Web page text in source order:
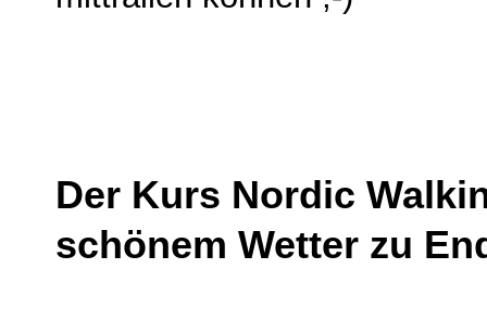
Der Kurs Nordic
schönem Wetter zu